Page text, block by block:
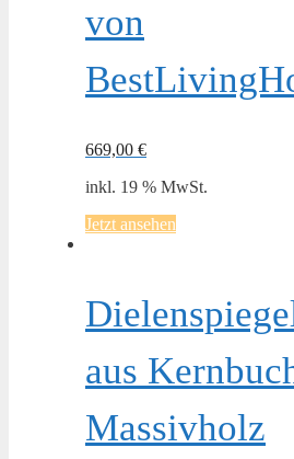
von
669,00 €
inkl. 19 % MwSt.
Jetzt ansehen
aus
Massivholz